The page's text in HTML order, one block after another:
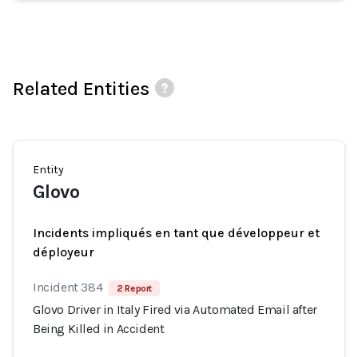
Related Entities
Entity
Glovo
Incidents impliqués en tant que développeur et
déployeur
Incident 384 2 Report
Glovo Driver in Italy Fired via Automated Email after
Being Killed in Accident